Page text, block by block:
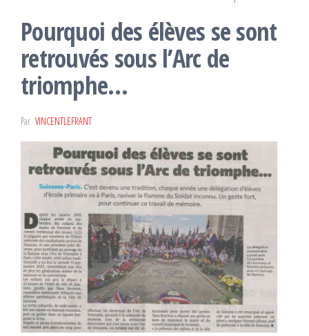
Pourquoi des élèves se sont
retrouvés sous l’Arc de
triomphe…
Par VINCENTLEFRANT